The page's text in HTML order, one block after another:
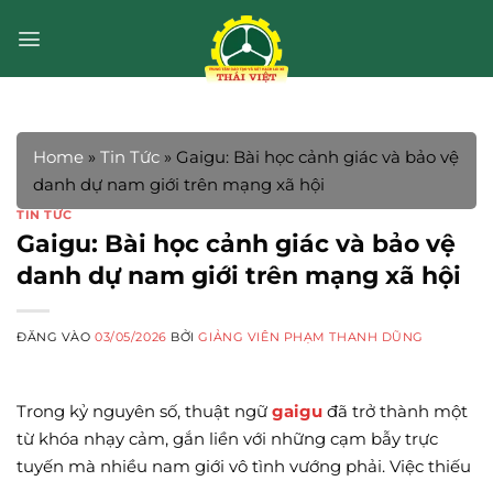
qua
Home » Tin Tức » Gaigu: Bài học cảnh giác và bảo vệ
danh dự nam giới trên mạng xã hội
TIN TỨC
Gaigu: Bài học cảnh giác và bảo vệ
danh dự nam giới trên mạng xã hội
ĐĂNG VÀO03/05/2026 BỞIGIẢNG VIÊN PHẠM THANH DŨNG
Trong kỷ nguyên số, thuật ngữ gaigu đã trở thành một
từ khóa nhạy cảm, gắn liền với những cạm bẫy trực
tuyến mà nhiều nam giới vô tình vướng phải. Việc thiếu